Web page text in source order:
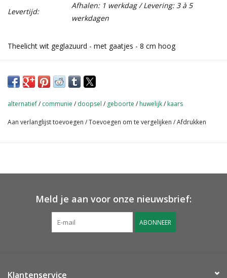
Levertijd:
Afhalen: 1 werkdag / Levering: 3 à 5
werkdagen
Theelicht wit geglazuurd - met gaatjes - 8 cm hoog
alternatief/ communie / doopsel / geboorte / huwelijk/ kaars
Aan verlanglijst toevoegen /Toevoegen om te vergelijken /Afdrukken
Meld je aan voor onze nieuwsbrief:
ABONNEER
Klantenservice